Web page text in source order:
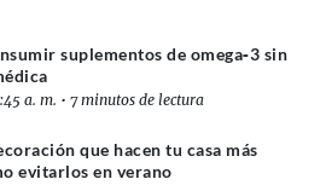
suplementos de omega‑3 sin
a. m. • 7 minutos de lectura
que hacen tu casa más
evitarlos en verano